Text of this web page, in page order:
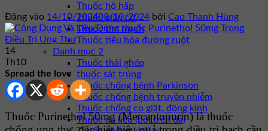
Thuốc hô hấp
Thuốc giãn cơ
Thuốc tim mạch
Thuốc tiêu hóa đường ruột
Danh mục 2
Thuốc thải ghép
thuốc sát trùng
Thuốc chống bệnh Parkinson
Thuốc chống bệnh truyền nhiễm
Thuốc chống co giật, động kinh
Thuốc da liễu (bôi trên da)
Đăng vào 14/10/202408/10/2024 bởi Cao Thanh Hùng
14
Th10
Spread the love
Thuốc Purinethol 50mg (Mercaptopurin) là thuốc